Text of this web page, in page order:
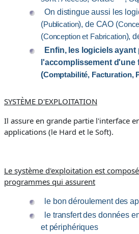
On distingue aussi les
(Publication), de CAO (
(Conception et Fabrication),
Enfin, les logiciels ayant
l'accomplissement d'une
(Comptabilité, Facturation,
SYSTÈME D'EXPLOITATION
Il assure en grande partie l'interface
applications (le Hard et le Soft).
Le système d'exploitation est
programmes qui assurent
le bon déroulement des
le transfert des données
et périphériques